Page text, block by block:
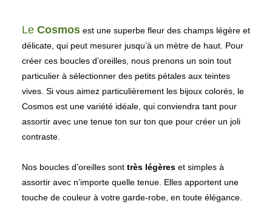
Le Cosmos est une superbe fleur des champs légère et
délicate, qui peut mesurer jusqu’à un mètre de haut. Pour
créer ces boucles d’oreilles, nous prenons un soin tout
particulier à sélectionner des petits pétales aux teintes
vives. Si vous aimez particulièrement les bijoux colorés, le
Cosmos est une variété idéale, qui conviendra tant pour
assortir avec une tenue ton sur ton que pour créer un joli
contraste.
Nos boucles d’oreilles sont très légères et simples à
assortir avec n’importe quelle tenue. Elles apportent une
touche de couleur à votre garde-robe, en toute élégance.